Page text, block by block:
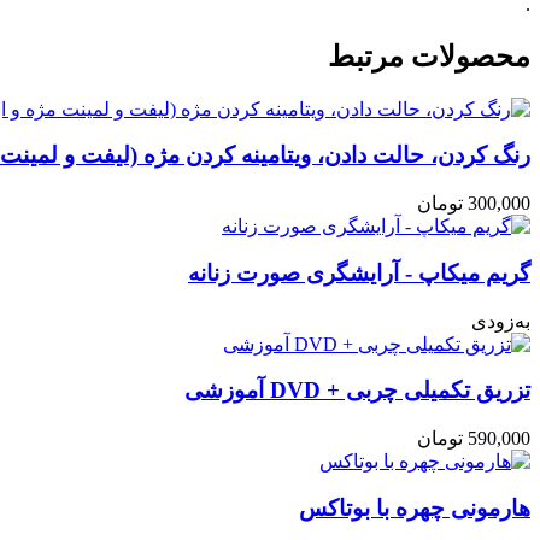
محصولات مرتبط
رنگ کردن، حالت دادن، ویتامینه کردن مژه (لیفت و
300,000 تومان
گریم میکاپ - آرایشگری صورت زنانه
به‌زودی
تزریق تکمیلی چربی + DVD آموزشی
590,000 تومان
هارمونی چهره با بوتاکس